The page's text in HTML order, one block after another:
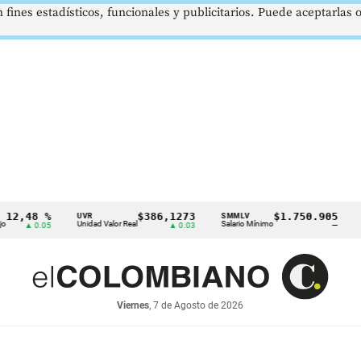
% UVR
Unidad Valor Real
$386,1273
▲ 0.03
SMMLV
Salario Mínimo
$1.750.905 BRENT
Petróleo
Viernes, 7 de Agosto de 2026
estadísticos, funcionales y publicitarios. Puede aceptarlas